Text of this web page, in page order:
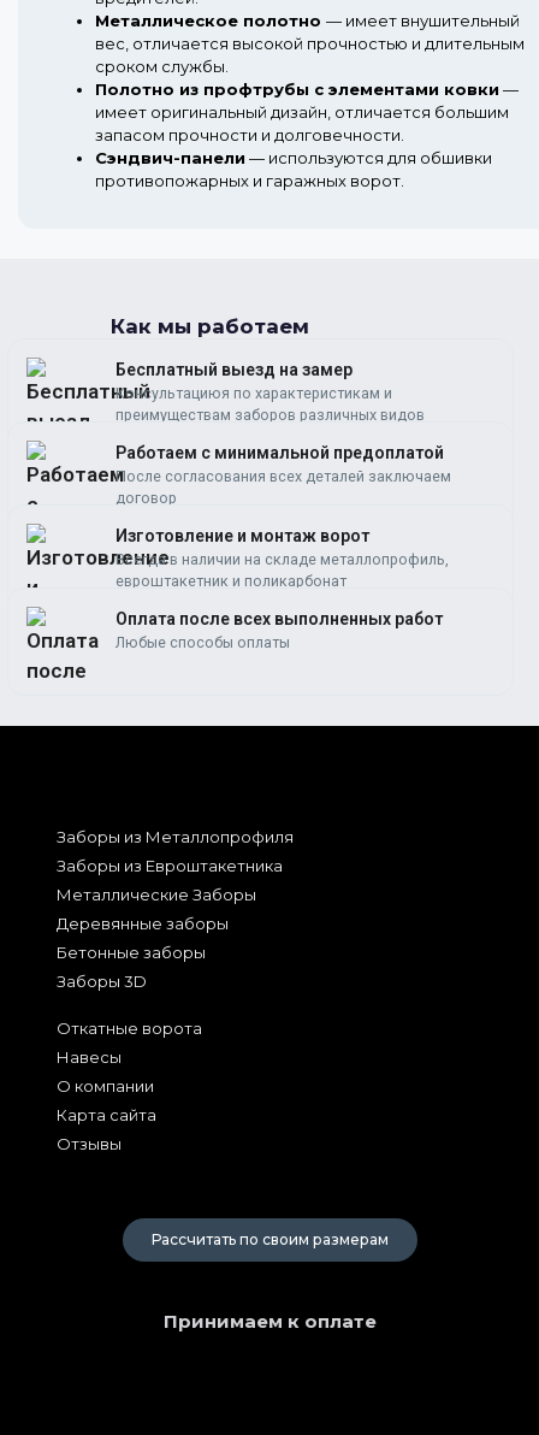
Металлическое полотно — имеет внушительный
вес, отличается высокой прочностью и длительным
сроком службы.
Полотно из профтрубы с элементами ковки —
имеет оригинальный дизайн, отличается большим
запасом прочности и долговечности.
Сэндвич-панели — используются для обшивки
противопожарных и гаражных ворот.
Как мы работаем
Бесплатный выезд на замер
Консультациюя по характеристикам и
преимуществам заборов различных видов
Работаем c минимальной предоплатой
После согласования всех деталей заключаем
договор
Изготовление и монтаж ворот
Всегда в наличии на складе металлопрофиль,
евроштакетник и поликарбонат
Оплата после всех выполненных работ
Любые способы оплаты
Заборы из Металлопрофиля
Заборы из Евроштакетника
Металлические Заборы
Деревянные заборы
Бетонные заборы
Заборы 3D
Откатные ворота
Навесы
О компании
Карта сайта
Отзывы
Рассчитать по своим размерам
Принимаем к оплате